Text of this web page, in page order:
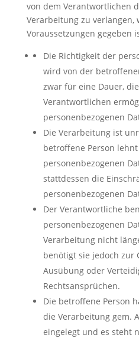
von dem Verantwortlichen
Verarbeitung zu verlangen,
Voraussetzungen gegeben
Die Richtigkeit der
wird von der
zwar für eine Dauer,
Verantwortlichen
personenbezogenen
Die Verarbeitung ist
betroffene Person
personenbezogenen
stattdessen die
personenbezogenen
Der Verantwortliche
personenbezogenen
Verarbeitung nicht
benötigt sie jedoch zur
Ausübung oder
Rechtsansprüchen.
Die betroffene Person
die Verarbeitung gem.
eingelegt und es steht